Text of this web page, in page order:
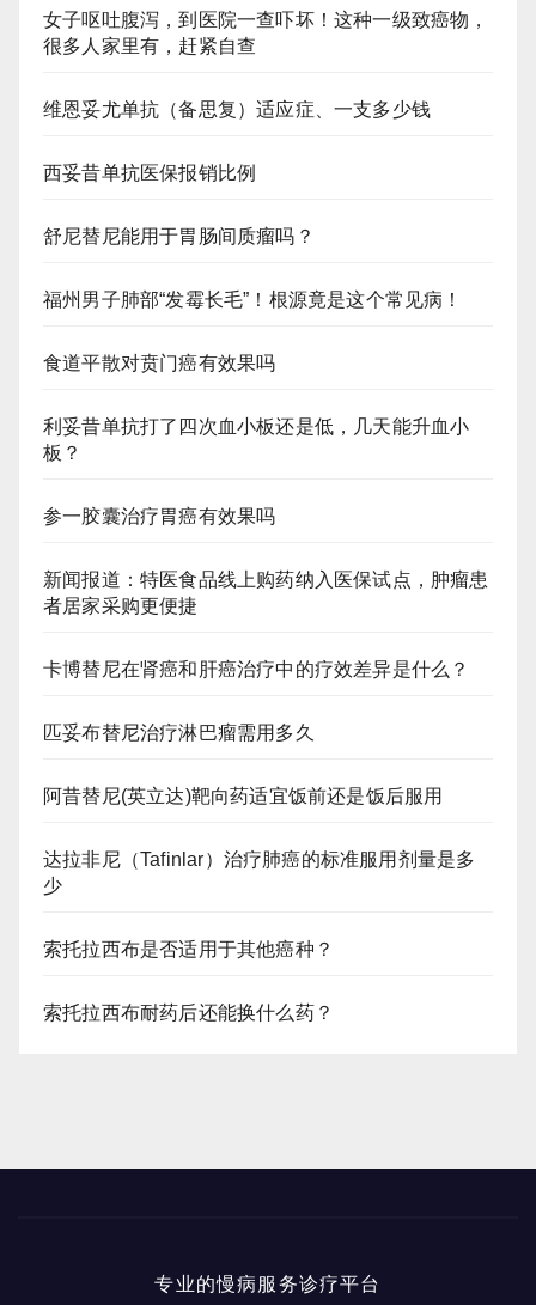
女子呕吐腹泻，到医院一查吓坏！这种一级致癌物，
很多人家里有，赶紧自查
维恩妥尤单抗（备思复）适应症、一支多少钱
西妥昔单抗医保报销比例
舒尼替尼能用于胃肠间质瘤吗？
福州男子肺部“发霉长毛”！根源竟是这个常见病！
食道平散对贲门癌有效果吗
利妥昔单抗打了四次血小板还是低，几天能升血小
板？
参一胶囊治疗胃癌有效果吗
新闻报道：特医食品线上购药纳入医保试点，肿瘤患
者居家采购更便捷
卡博替尼在肾癌和肝癌治疗中的疗效差异是什么？
匹妥布替尼治疗淋巴瘤需用多久
阿昔替尼(英立达)靶向药适宜饭前还是饭后服用
达拉非尼（Tafinlar）治疗肺癌的标准服用剂量是多
少
索托拉西布是否适用于其他癌种？
索托拉西布耐药后还能换什么药？
专业的慢病服务诊疗平台